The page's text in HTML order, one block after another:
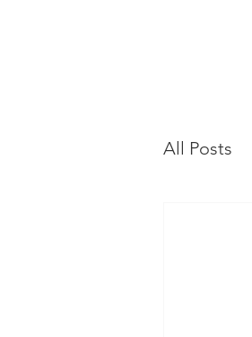
All Posts